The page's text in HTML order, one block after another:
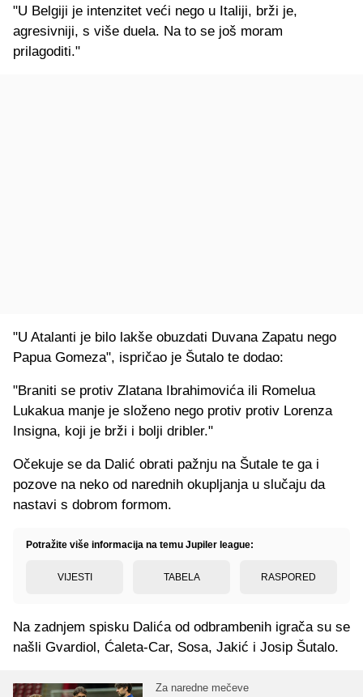
"U Belgiji je intenzitet veći nego u Italiji, brži je,
agresivniji, s više duela. Na to se još moram
prilagoditi."
"U Atalanti je bilo lakše obuzdati Duvana Zapatu nego
Papua Gomeza", ispričao je Šutalo te dodao:
"Braniti se protiv Zlatana Ibrahimovića ili Romelua
Lukakua manje je složeno nego protiv protiv Lorenza
Insigna, koji je brži i bolji dribler."
Očekuje se da Dalić obrati pažnju na Šutale te ga i
pozove na neko od narednih okupljanja u slučaju da
nastavi s dobrom formom.
Potražite više informacija na temu Jupiler league:
VIJESTI TABELA RASPORED
Na zadnjem spisku Dalića od odbrambenih igrača su se
našli Gvardiol, Ćaleta-Car, Sosa, Jakić i Josip Šutalo.
Za naredne mečeve